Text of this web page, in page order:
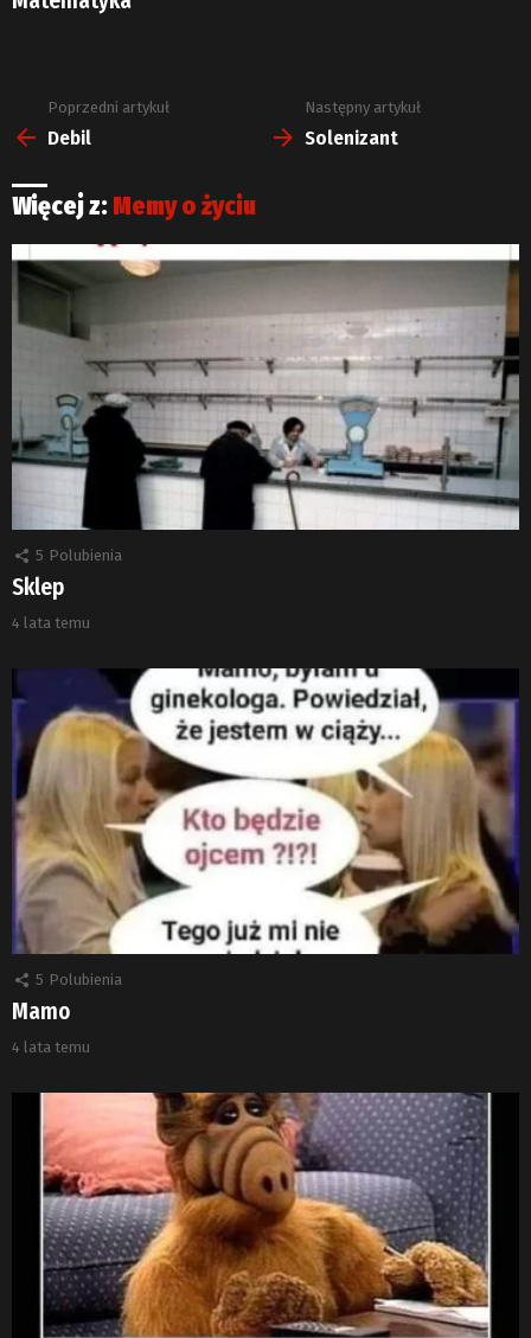
Zobacz
więcej
Poprzedni artykuł
Debil
Następny artykuł
Solenizant
Więcej z: Memy o życiu
5 Polubienia
Sklep
4 lata temu
5 Polubienia
Mamo
4 lata temu